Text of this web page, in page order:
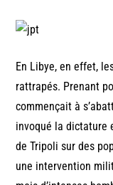
En Libye, en effet,
rattrapés. Prenant
commençait à
invoqué la dictature
de Tripoli sur des
une intervention